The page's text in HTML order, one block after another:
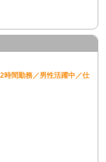
時間勤務／男性活躍中／仕